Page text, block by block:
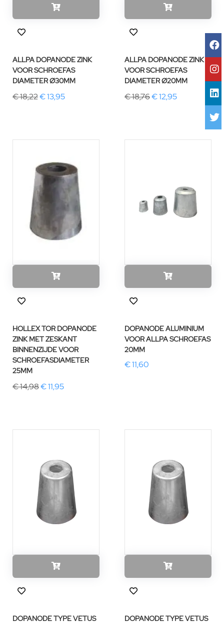
ALLPA DOPANODE ZINK
VOOR SCHROEFAS
DIAMETER Ø30MM
€ 18,22€ 13,95
ALLPA DOPANODE ZINK
VOOR SCHROEFAS
DIAMETER Ø20MM
€ 18,76€ 12,95
HOLLEX TOR DOPANODE
ZINK MET ZESKANT
BINNENZIJDE VOOR
SCHROEFASDIAMETER
25MM
€ 14,98€ 11,95
DOPANODE ALUMINIUM
VOOR ALLPA SCHROEFAS
20MM
€ 11,60
DOPANODE TYPE VETUS
DOPANODE TYPE VETUS